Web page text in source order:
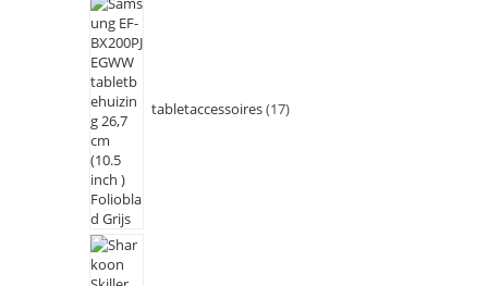
tabletaccessoires 17